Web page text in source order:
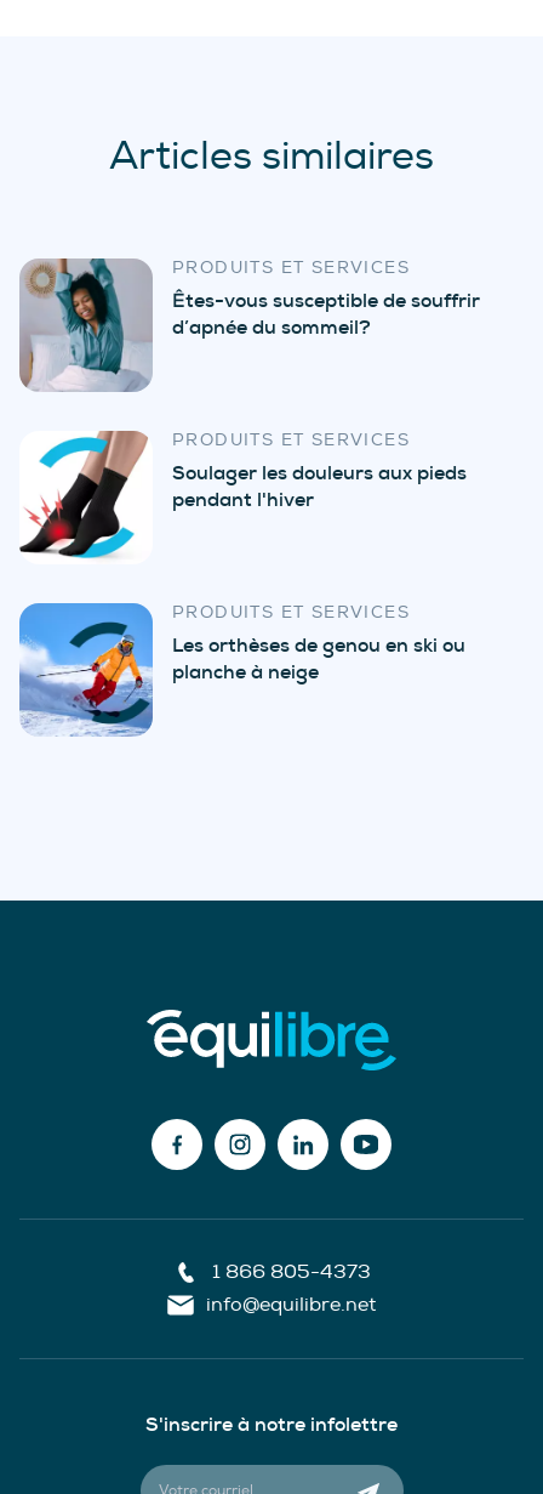
Articles similaires
PRODUITS ET SERVICES
Êtes-vous susceptible de souffrir
d’apnée du sommeil?
PRODUITS ET SERVICES
Soulager les douleurs aux pieds
pendant l'hiver
PRODUITS ET SERVICES
Les orthèses de genou en ski ou
planche à neige
1 866 805-4373
info@equilibre.net
S'inscrire à notre infolettre